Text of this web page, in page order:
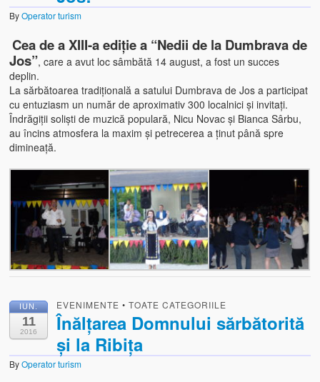
ByOperator turism
Cea de a XIII-a ediție a “Nedii de la Dumbrava de
Jos”, care a avut loc sâmbătă 14 august, a fost un succes
deplin.
La sărbătoarea tradițională a satului Dumbrava de Jos a participat
cu entuziasm un număr de aproximativ 300 localnici și invitați.
Îndrăgiții soliști de muzică populară, Nicu Novac și Bianca Sârbu,
au încins atmosfera la maxim și petrecerea a ținut până spre
dimineață.
IUN.
11
2016
EVENIMENTE •TOATE CATEGORIILE
Înălțarea Domnului sărbătorită
și la Ribița
ByOperator turism